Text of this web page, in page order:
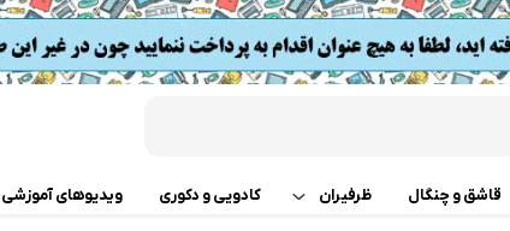
قاشق و چنگال ظرفیران کادویی و دکوری ویدیوهای آموزشی